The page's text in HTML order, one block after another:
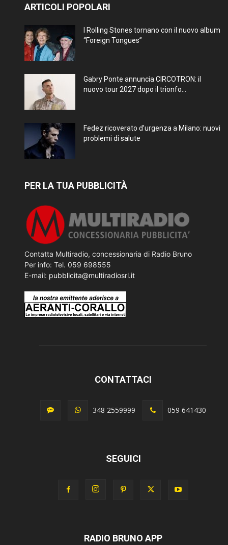
ARTICOLI POPOLARI
I Rolling Stones tornano con il nuovo album
“Foreign Tongues”
Gabry Ponte annuncia CIRCOTRON: il
nuovo tour 2027 dopo il trionfo...
Fedez ricoverato d’urgenza a Milano: nuovi
problemi di salute
PER LA TUA PUBBLICITÀ
Contatta Multiradio, concessionaria di Radio Bruno
Per info: Tel. 059 698555
E-mail: pubblicita@multiradiosrl.it
CONTATTACI
348 2559999 059 641430
SEGUICI
RADIO BRUNO APP